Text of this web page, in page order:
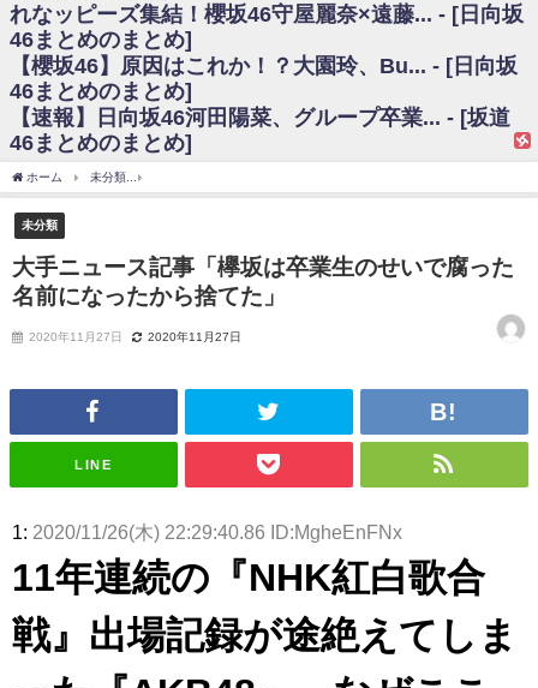
乃木坂46アンテナ / 【櫻坂46】ミーグリで喧嘩！？山下瞳月、これはマジ
ギレしてる
乃木坂あんてな ～乃木坂46・欅坂46・日向坂46のニュース・情報・話題
をピックアップ / れなッピーズ集結！櫻坂46守屋麗奈×遠藤理子、8/6「ラヴィ
ット！」水曜スタジオ出演決定
日向坂46まとめのまとめ / 【日向坂46】富田鈴花、次の事務所が決まって
そう！？
日向坂46まとめのまとめ / 【日向坂46】富田鈴花、次の事務所が決まって
そう！？
ハ！』ミーグリ日程がこちら
乃木坂あんてな ～乃木坂46・欅坂46・日向坂46のニュース・情報・話題
をピックアップ / 日向坂46卒業後初共演！佐々木久美さん、師匠オードリー若
林さんと再会した結果･･･【激レアさんを連れてきた。】
欅坂46/日向坂46まとめのまとめ / 『anan』の表紙の櫻坂46さん、多様性
の時代だと話題に
wwwwwwwwwwww
日向坂46まとめのまとめ / 筒井あやめ、アレをチラリ。こういう偶然の方
日向坂46まとめのまとめ / 【日向坂46】富田鈴花1st写真集の先行カット、
花考案グッズ＆生写真5種が公開される
日向坂46まとめのまとめ / これから彼氏と行為する直前の賀喜遥香、やば
い
信！【2022.3.22 17:15〜 SHOWROOM】
アイドル – ぷぅアンテナ / 2022年3月22日（火）のメディア情報
アイドル – ぷぅアンテナ / 【乃木坂46】井上和の『なぎおはぎ』って こん
れなッピーズ集結！櫻坂46守屋麗奈×遠藤... - [日向坂
46まとめのまとめ]
【櫻坂46】原因はこれか！？大園玲、Bu... - [日向坂
46まとめのまとめ]
【速報】日向坂46河田陽菜、グループ卒業... - [坂道
46まとめのまとめ]
ホーム 未分類
未分類
大手ニュース記事「欅坂は卒業生のせいで腐った
名前になったから捨てた」
2020年11月27日 2020年11月27日
LINE
1: 2020/11/26(木) 22:29:40.86 ID:MgheEnFNx
11年連続の『NHK紅白歌合
戦』出場記録が途絶えてしま